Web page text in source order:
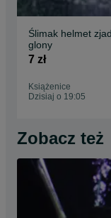
Ślimak helmet
glony
7 zł
Książenice
Dzisiaj o 19:05
Zobacz też